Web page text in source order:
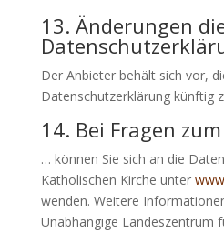
13. Änderungen
Der Anbieter behält sich vor,
Datenschutzerklärung künftig
14. Bei Fragen
… können Sie sich an die
Katholischen Kirche unter
wenden. Weitere
Unabhängige Landeszentrum